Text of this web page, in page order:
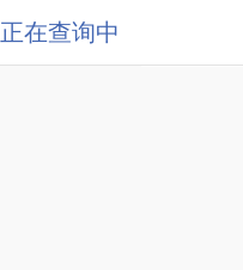
正在查询中